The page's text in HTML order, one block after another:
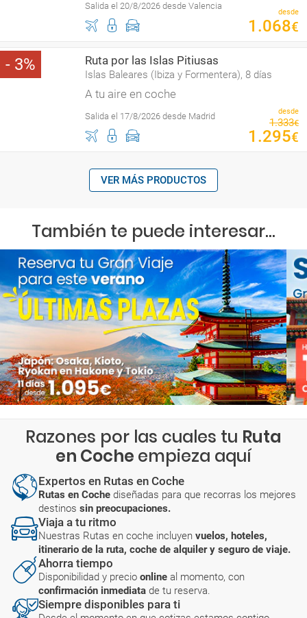
Salida el 20/8/2026 desde Valencia
desde
1 .068€
3 Ruta por las Islas Pitiusas
Islas Baleares (Ibiza y Formentera), 8 días
A tu aire en coche
Salida el 17/8/2026 desde Madrid desde
1.333€
1 .295€
VER MÁS PRODUCTOS
También te puede interesar...
Razones por las cuales tu Ruta
en Coche empieza aquí
Expertos en Rutas en Coche
Rutas en Coche diseñadas para que recorras los mejores
destinos sin preocupaciones.
Viaja a tu ritmo
Nuestras Rutas en coche incluyen vuelos, hoteles,
itinerario de la ruta, coche de alquiler y seguro de viaje.
Ahorra tiempo
Disponibilidad y precio online al momento, con
confirmación inmediata de tu reserva.
Siempre disponibles para ti